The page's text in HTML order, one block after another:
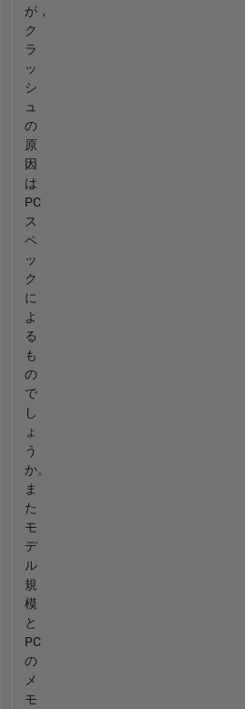
が，
ク
ラ
ッ
シ
ュ
の
原
因
は
PC
ス
ペ
ッ
ク
に
よ
る
も
の
で
し
ょ
う
か。
ま
た
モ
デ
ル
規
模
と
PC
の
メ
モ